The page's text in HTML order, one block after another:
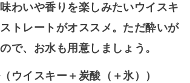
わいや香りを楽しみたいウイスキ
トレートがオススメ。ただ酔いが
で、お水も用意しましょう。
ウイスキー＋炭酸（＋氷））